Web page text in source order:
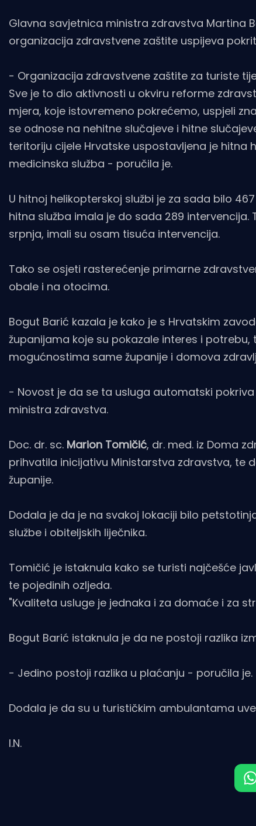
Glavna savjetnica ministra zdravstva Martina
organizacija zdravstvene zaštite uspijeva
- Organizacija zdravstvene zaštite za turiste
Sve je to dio aktivnosti u okviru reforme
mjera, koje istovremeno pokrećemo, uspjeli
se odnose na nehitne slučajeve i hitne
teritoriju cijele Hrvatske uspostavljena je hitna
medicinska služba - poručila je.
U hitnoj helikopterskoj službi je za sada bilo
hitna služba imala je do sada 289
srpnja, imali su osam tisuća intervencija.
Tako se osjeti rasterećenje primarne
obale i na otocima.
Bogut Barić kazala je kako je s Hrvatskim
županijama koje su pokazale interes i
mogućnostima same županije i domova
- Novost je da se ta usluga automatski
ministra zdravstva.
Doc. dr. sc. Marion Tomičić, dr. med. iz Doma
prihvatila inicijativu Ministarstva zdravstva, te
županije.
Dodala je da je na svakoj lokaciji bilo
službe i obiteljskih liječnika.
Tomičić je istaknula kako se turisti najčešće
te pojedinih ozljeda.
"Kvaliteta usluge je jednaka i za domaće i za
Bogut Barić istaknula je da ne postoji razlika
- Jedino postoji razlika u plaćanju - poručila je.
Dodala je da su u turističkim ambulantama
I.N.